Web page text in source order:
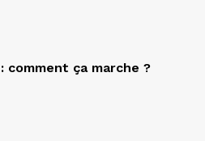
comment ça marche ?